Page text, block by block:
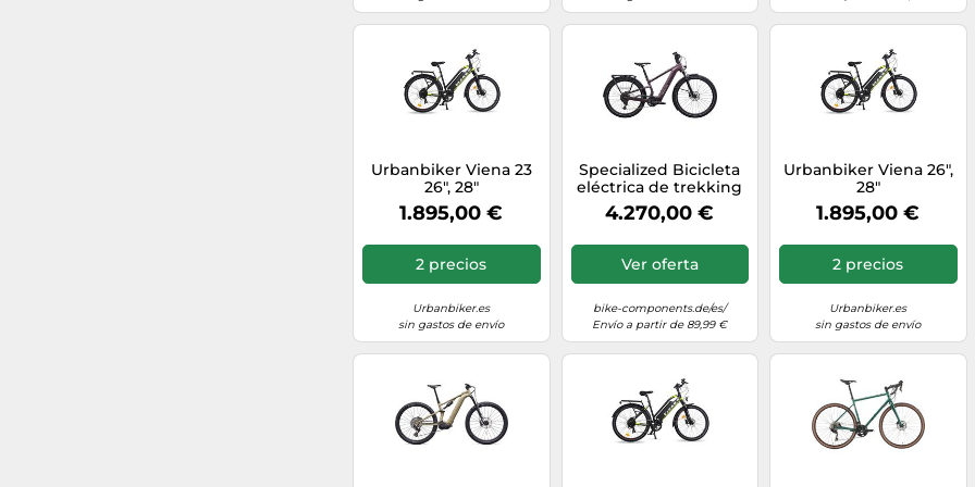
Urbanbiker Viena 23
26", 28"
1.895,00 €
2 precios
Urbanbiker.es
sin gastos de envío
Specialized Bicicleta
eléctrica de trekking
Turbo Vado 3 4.0
29"/27,5" lila L
4.270,00 €
Ver oferta
bike-components.de/es/
Envío a partir de 89,99 €
Urbanbiker Viena 26",
28"
1.895,00 €
2 precios
Urbanbiker.es
sin gastos de envío